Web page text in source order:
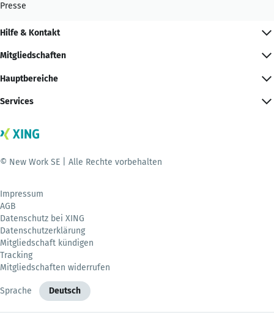
Presse
Hilfe & Kontakt
Mitgliedschaften
Hauptbereiche
Services
© New Work SE | Alle Rechte vorbehalten
Impressum
AGB
Datenschutz bei XING
Datenschutzerklärung
Mitgliedschaft kündigen
Tracking
Mitgliedschaften widerrufen
Sprache Deutsch